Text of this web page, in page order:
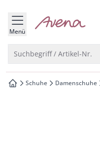
springen
springen
springen
springen
Menü zur Startseite
Suchbegriff / Artikel-Nr.
zur Startseite
Schuhe Damenschuhe